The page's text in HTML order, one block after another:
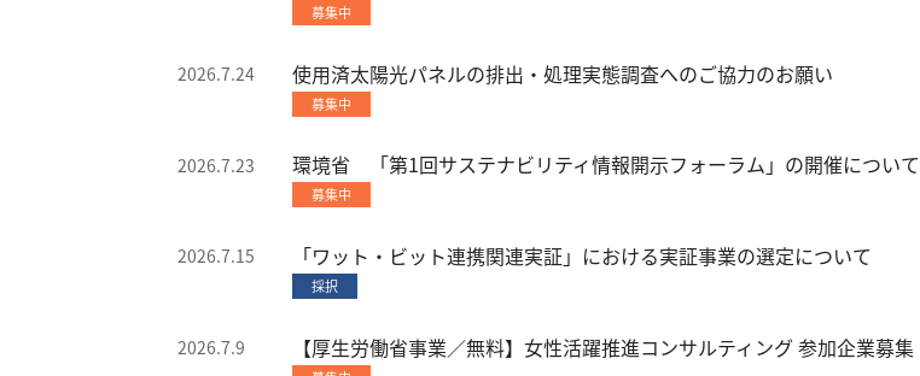
2019年度
2017年度
2016年度
2015年度
募集中
2026.7.24 使用済太陽光パネルの排出・処理実態調査へのご協力のお願い
募集中
2026.7.23 環境省 「第1回サステナビリティ情報開示フォーラム」の開催について
募集中
2026.7.15 「ワット・ビット連携関連実証」における実証事業の選定について
採択
2026.7.9 【厚生労働省事業／無料】女性活躍推進コンサルティング 参加企業募集